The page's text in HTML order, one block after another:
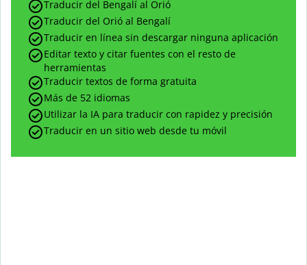
Traducir del Bengalí al Orió
Traducir del Orió al Bengalí
Traducir en línea sin descargar ninguna aplicación
Editar texto y citar fuentes con el resto de
herramientas
Traducir textos de forma gratuita
Más de 52 idiomas
Utilizar la IA para traducir con rapidez y precisión
Traducir en un sitio web desde tu móvil